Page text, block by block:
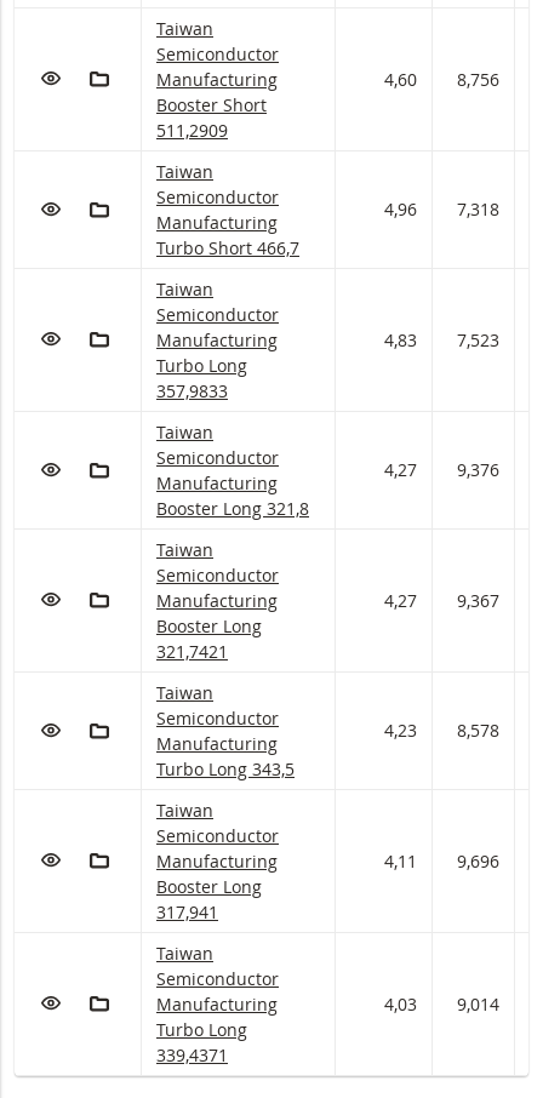
VOEG TOE AAN WATCHLIST
AAN PORTFOLIO TOEVOEGEN
Taiwan Semiconductor Manufacturing Booster
Taiwan
Semiconductor
Manufacturing
Booster Short
511,2909
4,60 8,756
VOEG TOE AAN WATCHLIST
AAN PORTFOLIO TOEVOEGEN
Taiwan Semiconductor Manufacturing Turbo
Taiwan
Semiconductor
Manufacturing
Turbo Short 466,7
4,96 7,318
VOEG TOE AAN WATCHLIST
AAN PORTFOLIO TOEVOEGEN
Taiwan Semiconductor Manufacturing Turbo
Taiwan
Semiconductor
Manufacturing
Turbo Long
357,9833
4,83 7,523
VOEG TOE AAN WATCHLIST
AAN PORTFOLIO TOEVOEGEN
Taiwan Semiconductor Manufacturing Booster
Taiwan
Semiconductor
Manufacturing
Booster Long 321,8
4,27 9,376
VOEG TOE AAN WATCHLIST
AAN PORTFOLIO TOEVOEGEN
Taiwan Semiconductor Manufacturing Booster
Taiwan
Semiconductor
Manufacturing
Booster Long
321,7421
4,27 9,367
VOEG TOE AAN WATCHLIST
AAN PORTFOLIO TOEVOEGEN
Taiwan Semiconductor Manufacturing Turbo
Taiwan
Semiconductor
Manufacturing
Turbo Long 343,5
4,23 8,578
VOEG TOE AAN WATCHLIST
AAN PORTFOLIO TOEVOEGEN
Taiwan Semiconductor Manufacturing Booster
Taiwan
Semiconductor
Manufacturing
Booster Long
317,941
4,11 9,696
VOEG TOE AAN WATCHLIST
AAN PORTFOLIO TOEVOEGEN
Taiwan Semiconductor Manufacturing Turbo
Taiwan
Semiconductor
Manufacturing
Turbo Long
339,4371
4,03 9,014